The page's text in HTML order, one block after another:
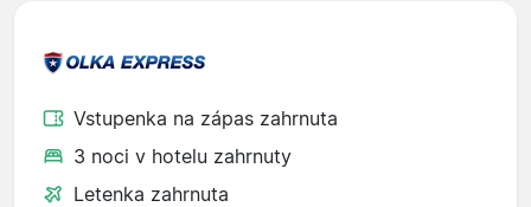
Vstupenka na zápas zahrnuta
3 noci v hotelu zahrnuty
Letenka zahrnuta